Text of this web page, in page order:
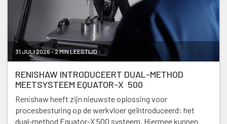
31 JULI 2026 - 2 MIN LEESTIJD
RENISHAW INTRODUCEERT DUAL-METHOD
MEETSYSTEEM EQUATOR-X 500
Renishaw heeft zijn nieuwste oplossing voor
procesbesturing op de werkvloer geïntroduceerd: het
dual-method Equator-X 500 systeem. Hiermee kunnen